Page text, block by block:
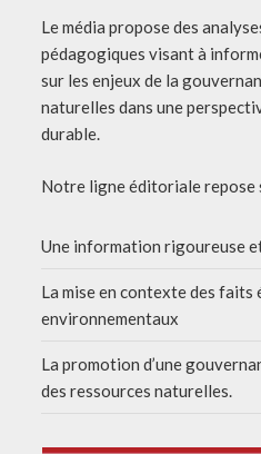
Le média propose des
pédagogiques visant à
sur les enjeux de la
naturelles dans une
durable.
Notre ligne éditoriale repose
Une information rigoureuse
La mise en contexte des faits
environnementaux
La promotion d’une
des ressources naturelles.